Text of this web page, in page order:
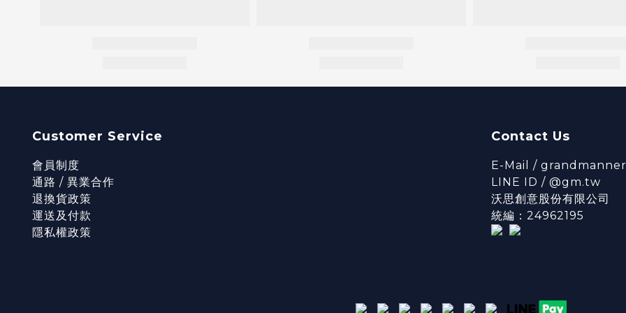
Customer Service
會員制度
通路 / 異業合作
退換貨政策
運送及付款
隱私權政策
Contact Us
E-Mail /
LINE ID / @gm.tw
沃思創意股份有限公司
統編：24962195